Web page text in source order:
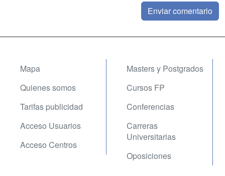
Mapa
Quienes somos
Tarifas publicidad
Acceso Usuarios
Acceso Centros
Masters y Postgrados
Cursos FP
Conferencias
Carreras
Universitarias
Oposiciones